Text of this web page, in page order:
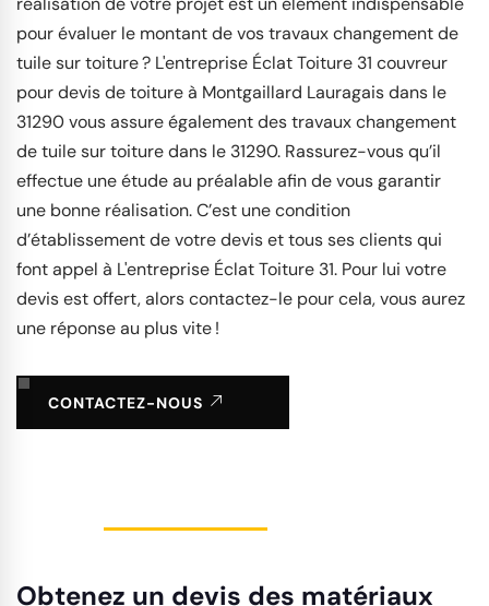
pour évaluer le montant de vos travaux changement de
tuile sur toiture ? L'entreprise Éclat Toiture 31 couvreur
pour devis de toiture à Montgaillard Lauragais dans le
31290 vous assure également des travaux changement
de tuile sur toiture dans le 31290. Rassurez-vous qu’il
effectue une étude au préalable afin de vous garantir
une bonne réalisation. C’est une condition
d’établissement de votre devis et tous ses clients qui
font appel à L'entreprise Éclat Toiture 31. Pour lui votre
devis est offert, alors contactez-le pour cela, vous aurez
une réponse au plus vite !
CONTACTEZ-NOUS
Obtenez un devis des matériaux